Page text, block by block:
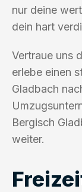
nur deine
dein hart
Vertraue uns
erlebe einen
Gladbach
Bergisch
weiter.